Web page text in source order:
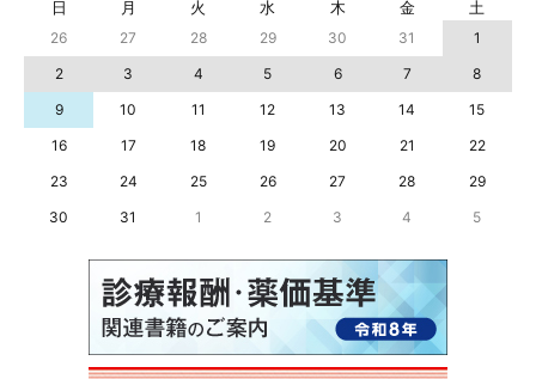
日 月 火 水 木 金 土
26 27 28 29 30 31
1
2
3 4 5 6 7
8
9
10 11 12 13 14
15
16
17 18 19 20 21
22
23
24 25 26 27 28
29
30
31 1 2 3 4 5